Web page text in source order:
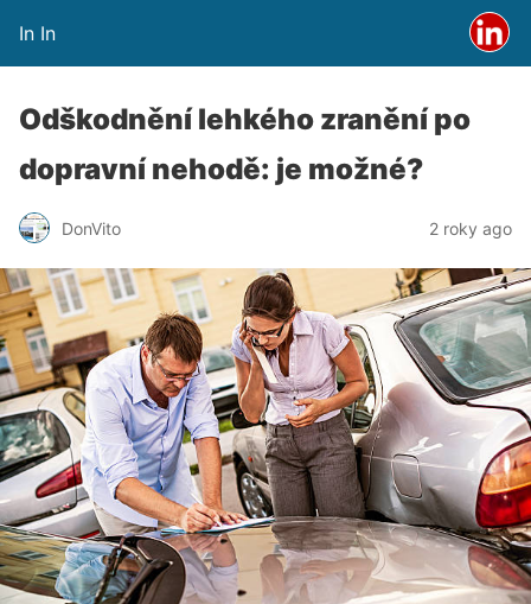
In In
Odškodnění lehkého zranění po
dopravní nehodě: je možné?
DonVito 2 roky ago